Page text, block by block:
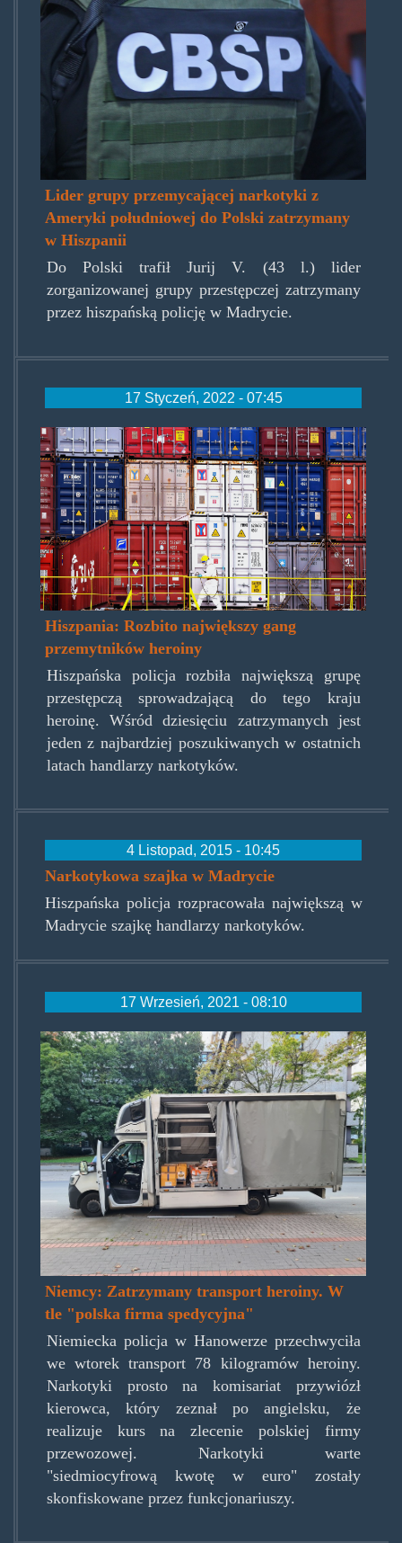
Lider grupy przemycającej narkotyki z
Ameryki południowej do Polski zatrzymany
w Hiszpanii
Do Polski trafił Jurij V. (43 l.) lider
zorganizowanej grupy przestępczej zatrzymany
przez hiszpańską policję w Madrycie.
17 Styczeń, 2022 - 07:45
spanishheroinbust.jpg
Hiszpania: Rozbito największy gang
przemytników heroiny
Hiszpańska policja rozbiła największą grupę
przestępczą sprowadzającą do tego kraju
heroinę. Wśród dziesięciu zatrzymanych jest
jeden z najbardziej poszukiwanych w ostatnich
latach handlarzy narkotyków.
4 Listopad, 2015 - 10:45
Narkotykowa szajka w Madrycie
Hiszpańska policja rozpracowała największą w
Madrycie szajkę handlarzy narkotyków.
17 Wrzesień, 2021 - 08:10
hanowertruck.jpg
Niemcy: Zatrzymany transport heroiny. W
tle "polska firma spedycyjna"
Niemiecka policja w Hanowerze przechwyciła
we wtorek transport 78 kilogramów heroiny.
Narkotyki prosto na komisariat przywiózł
kierowca, który zeznał po angielsku, że
realizuje kurs na zlecenie polskiej firmy
przewozowej. Narkotyki warte
"siedmiocyfrową kwotę w euro" zostały
skonfiskowane przez funkcjonariuszy.